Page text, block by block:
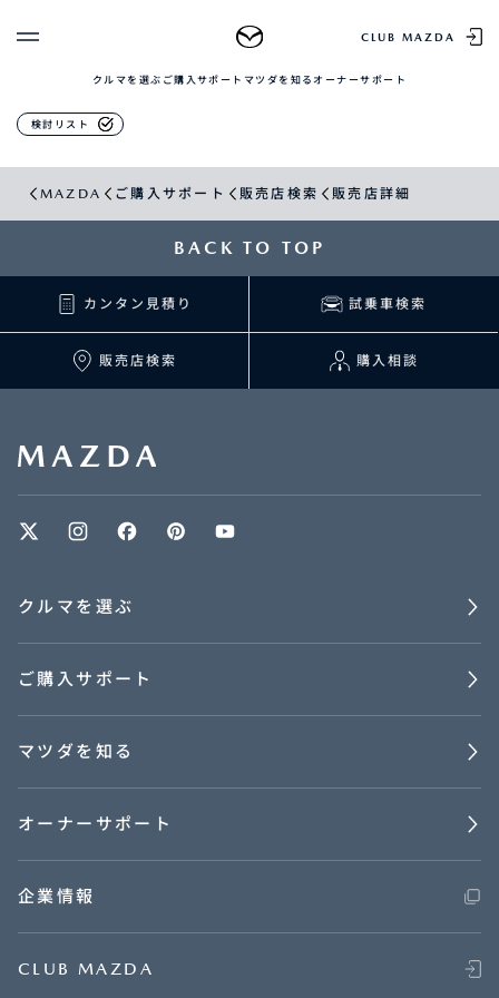
CLUB MAZDA
クルマを選ぶ ご購入サポート マツダを知る オーナーサポート
検討リスト
クルマ購入ガイド
カンタン見積り
販売店検索
試乗車検索
お問合せ/FAQ
ニュースルーム
新規会員登録
QRコード
登録情報の変更
お知らせ配信の登録・解除
ログアウト
販売店検索
MAZDA ご購入サポート 販売店検索 販売店詳細
BACK TO TOP
カンタン見積り 試乗車検索
販売店検索 購入相談
クルマを選ぶ
ご購入サポート
マツダを知る
オーナーサポート
企業情報
CLUB MAZDA